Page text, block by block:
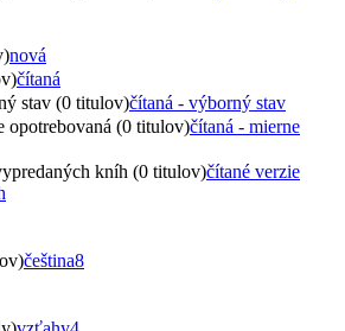
nová
čítaná
stav (0 titulov)čítaná - výborný stav
opotrebovaná (0 titulov)čítaná - mierne
kníh (0 titulov)čítané verzie
čeština8